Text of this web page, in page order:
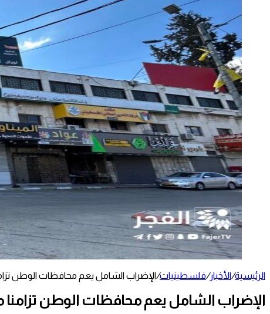
الرئيسية/الأخبار/فلسطينيات/الإضراب الشامل يعم محافظات الوطن
الإضراب الشامل يعم محافظات الوطن تزامنا